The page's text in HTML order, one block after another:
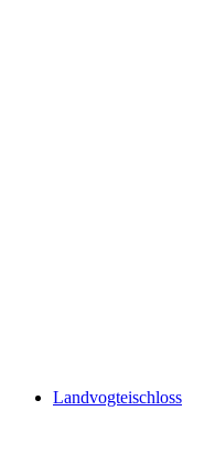
Landvogteischloss